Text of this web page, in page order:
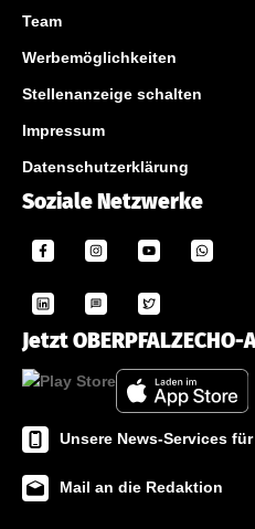
Team
Werbemöglichkeiten
Stellenanzeige schalten
Impressum
Datenschutzerklärung
Soziale Netzwerke
Jetzt
Unsere News-Services
Mail an die Redaktion